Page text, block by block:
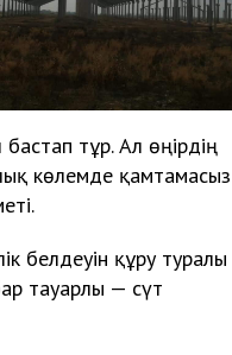
бастап тұр. Ал өңірдің
көлемде қамтамасыз
белдеуін құру туралы
тауарлы — сүт